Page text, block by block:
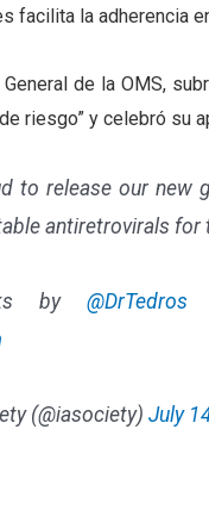
facilita la adherencia
de la OMS,
riesgo” y celebró su
to release our new
antiretrovirals for
by @DrTedros
(@iasociety) July